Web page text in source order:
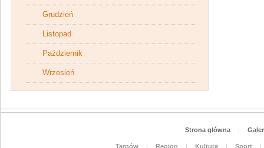
Grudzień
Listopad
Październik
Wrzesień
Strona główna |
Tarnów | Region | Kultura | Sport
|